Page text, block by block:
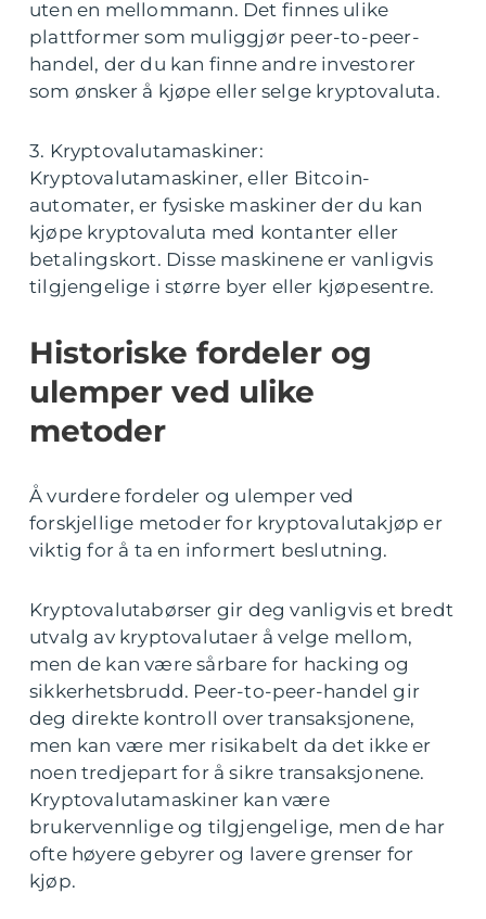
uten en mellommann. Det finnes ulike
plattformer som muliggjør peer-to-peer-
handel, der du kan finne andre investorer
som ønsker å kjøpe eller selge kryptovaluta.
3. Kryptovalutamaskiner:
Kryptovalutamaskiner, eller Bitcoin-
automater, er fysiske maskiner der du kan
kjøpe kryptovaluta med kontanter eller
betalingskort. Disse maskinene er vanligvis
tilgjengelige i større byer eller kjøpesentre.
Historiske fordeler og
ulemper ved ulike
metoder
Å vurdere fordeler og ulemper ved
forskjellige metoder for kryptovalutakjøp er
viktig for å ta en informert beslutning.
Kryptovalutabørser gir deg vanligvis et bredt
utvalg av kryptovalutaer å velge mellom,
men de kan være sårbare for hacking og
sikkerhetsbrudd. Peer-to-peer-handel gir
deg direkte kontroll over transaksjonene,
men kan være mer risikabelt da det ikke er
noen tredjepart for å sikre transaksjonene.
Kryptovalutamaskiner kan være
brukervennlige og tilgjengelige, men de har
ofte høyere gebyrer og lavere grenser for
kjøp.